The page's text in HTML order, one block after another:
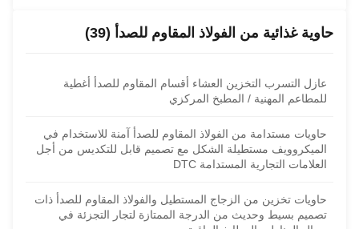
حاوية غذائية من الفولاذ المقاوم للصدأ (39)
عازل التسرب التخزين العشاء أقسام المقاوم للصدأ أغطية
للمطاعم المهنية / المطبخ المركزي
حاويات مستدامة من الفولاذ المقاوم للصدأ آمنة للاستخدام في
الميكروويف مستطيلة الشكل مع تصميم قابل للتكديس من أجل
العلامات التجارية المستدامة DTC
حاويات تخزين من الزجاج المستطيل والفولاذ المقاوم للصدأ ذات
تصميم بسيط وحديث من الدرجة الممتازة لتجار التجزئة في